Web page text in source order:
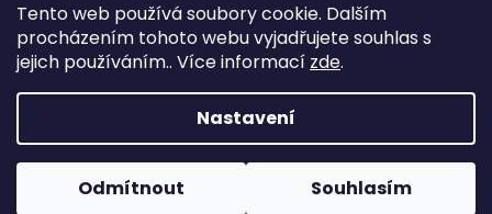
Tento web používá soubory cookie. Dalším
procházením tohoto webu vyjadřujete souhlas s
jejich používáním.. Více informací zde.
Nastavení
Odmítnout Souhlasím
Boty označené POUZE NA ESHOPU nejsou na prodejně, ale
dají se tam objednat na osobní odběr. Boty označené
comgate
Copyright 2026Barefoot Brno. Všechna práva
vyhrazena.
Upravit nastavení cookies